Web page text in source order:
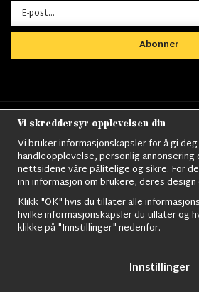
Abonner
Nordens största utbud av
kläder,Militärtöverskott,
utrustning,väktarkläder,Militärbyxor,
Jackor,Bomberjackor,Militärkängor,Militära
kläder,Sjömanskläder,Paracord,
Militärknivar Knivhandskar
Vi skreddersyr opplevelsen din
Vi bruker informasjonskapsler for å gi
handleopplevelse, personlig annonsering
nettsidene våre pålitelige og sikre. For
inn informasjon om brukere, deres
Klikk "OK" hvis du tillater alle
hvilke informasjonskapsler du tillater og
klikke på "Innstillinger" nedenfor.
Innstillinger